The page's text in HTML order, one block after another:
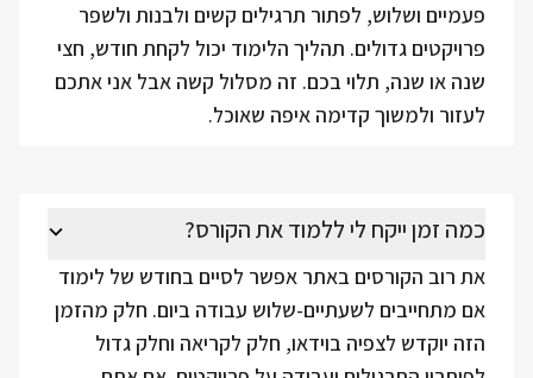
פעמיים ושלוש, לפתור תרגילים קשים ולבנות ולשפר
פרויקטים גדולים. תהליך הלימוד יכול לקחת חודש, חצי
שנה או שנה, תלוי בכם. זה מסלול קשה אבל אני אתכם
לעזור ולמשוך קדימה איפה שאוכל.
כמה זמן ייקח לי ללמוד את הקורס?
את רוב הקורסים באתר אפשר לסיים בחודש של לימוד
אם מתחייבים לשעתיים-שלוש עבודה ביום. חלק מהזמן
הזה יוקדש לצפיה בוידאו, חלק לקריאה וחלק גדול